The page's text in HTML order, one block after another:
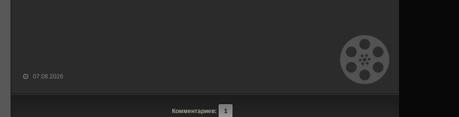
07.08.2026
Комментариев: 1